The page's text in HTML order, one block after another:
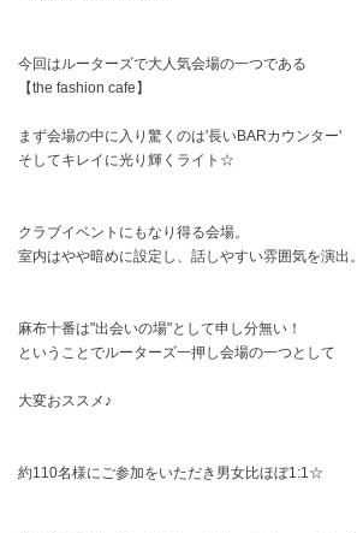
今回はルーターズで大人気会場の一つである
【the fashion cafe】
まず会場の中に入り驚くのは'長いBARカウンター'
そしてキレイに光り輝くライト☆
クラブイベントにもなり得る会場。
室内はやや暗めに設定し、話しやすい雰囲気を演出。
麻布十番は"出会いの場"として申し分無い！
ということでルーターズ一押し会場の一つとして
大変おススメ♪
約110名様にご参加をいただき男女比ほぼ1:1☆